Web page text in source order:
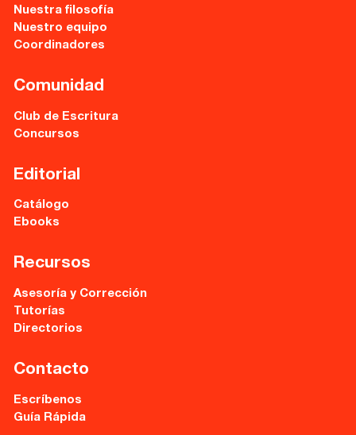
Nuestra filosofía
Nuestro equipo
Coordinadores
Comunidad
Club de Escritura
Concursos
Editorial
Catálogo
Ebooks
Recursos
Asesoría y Corrección
Tutorías
Directorios
Contacto
Escríbenos
Guía Rápida